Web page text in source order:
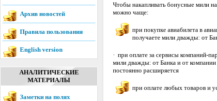
Архив новостей
Правила пользования
English version
АНАЛИТИЧЕСКИЕ
МАТЕРИАЛЫ
Заметки на полях
Чтобы накапливать бонусные мили
можно чаще:
при покупке авиабилета в
получаете мили дважды: от
· при оплате за сервисы компаний-
мили дважды: от Банка и от
постоянно расширяется
при оплате любых товаров и